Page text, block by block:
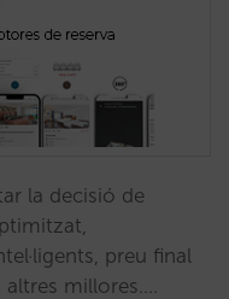
la decisió de
preu final
millores.…